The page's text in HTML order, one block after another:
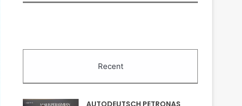
Recent
AUTODEUTSCH PETRONAS